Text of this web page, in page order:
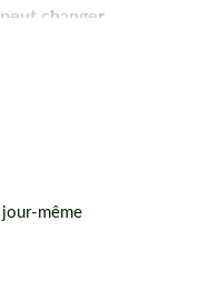
changer.
même